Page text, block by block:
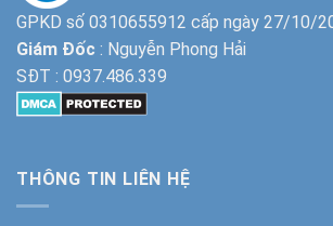
GPKD số 0310655912 cấp ngày 27/10/
Giám Đốc : Nguyễn Phong Hải
SĐT : 0937.486.339
THÔNG TIN LIÊN HỆ